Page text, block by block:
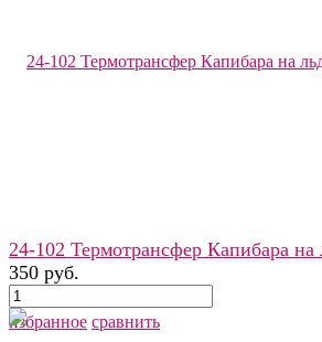
избранное сравнить
24-102 Термотрансфер Капибара на
350 руб.